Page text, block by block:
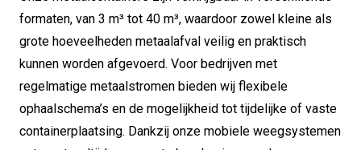
formaten, van 3 m³ tot 40 m³, waardoor zowel kleine als
grote hoeveelheden metaalafval veilig en praktisch
kunnen worden afgevoerd. Voor bedrijven met
regelmatige metaalstromen bieden wij flexibele
ophaalschema’s en de mogelijkheid tot tijdelijke of vaste
containerplaatsing. Dankzij onze mobiele weegsystemen